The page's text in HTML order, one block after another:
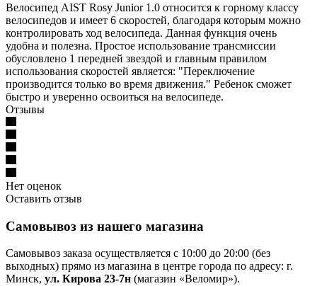
Велосипед AIST Rosy Junior 1.0 относится к горному классу
велосипедов и имеет 6 скоростей, благодаря которым можно
контролировать ход велосипеда. Данная функция очень
удобна и полезна. Простое использование трансмиссии
обусловлено 1 передней звездой и главным правилом
использования скоростей является: "Переключение
производится только во время движения." Ребенок сможет
быстро и уверенно освоиться на велосипеде.
Отзывы
Нет оценок
Оставить отзыв
Самовывоз из нашего магазина
Самовывоз заказа осуществляется с 10:00 до 20:00 (без
выходных) прямо из магазина в центре города по адресу: г.
Минск, ул. Кирова 23-7н (магазин «Веломир»).